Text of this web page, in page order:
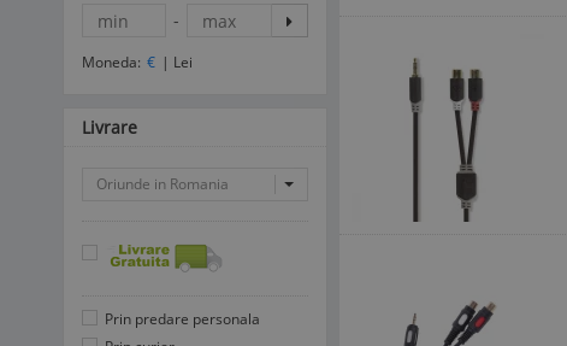
-
Moneda: € | Lei
Livrare
Oriunde in Romania
Prin predare personala